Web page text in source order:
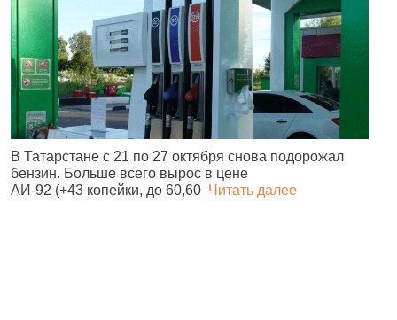
В Татарстане с 21 по 27 октября снова подорожал
бензин. Больше всего вырос в цене
АИ‑92 (+43 копейки, до 60,60 Читать далее